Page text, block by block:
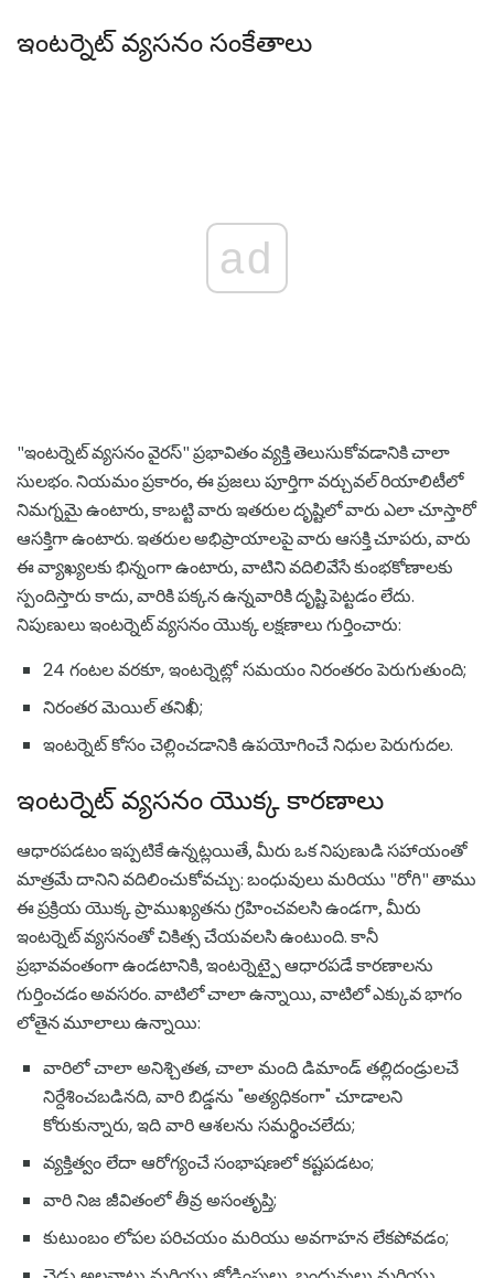
ఇంటర్నెట్ వ్యసనం సంకేతాలు
ad
"ఇంటర్నెట్ వ్యసనం వైరస్" ప్రభావితం వ్యక్తి తెలుసుకోవడానికి చాలా
సులభం. నియమం ప్రకారం, ఈ ప్రజలు పూర్తిగా వర్చువల్ రియాలిటీలో
నిమగ్నమై ఉంటారు, కాబట్టి వారు ఇతరుల దృష్టిలో వారు ఎలా చూస్తారో
ఆసక్తిగా ఉంటారు. ఇతరుల అభిప్రాయాలపై వారు ఆసక్తి చూపరు, వారు
ఈ వ్యాఖ్యలకు భిన్నంగా ఉంటారు, వాటిని వదిలివేసే కుంభకోణాలకు
స్పందిస్తారు కాదు, వారికి పక్కన ఉన్నవారికి దృష్టి పెట్టడం లేదు.
నిపుణులు ఇంటర్నెట్ వ్యసనం యొక్క లక్షణాలు గుర్తించారు:
24 గంటల వరకూ, ఇంటర్నెట్లో సమయం నిరంతరం పెరుగుతుంది;
నిరంతర మెయిల్ తనిఖీ;
ఇంటర్నెట్ కోసం చెల్లించడానికి ఉపయోగించే నిధుల పెరుగుదల.
ఇంటర్నెట్ వ్యసనం యొక్క కారణాలు
ఆధారపడటం ఇప్పటికే ఉన్నట్లయితే, మీరు ఒక నిపుణుడి సహాయంతో
మాత్రమే దానిని వదిలించుకోవచ్చు: బంధువులు మరియు "రోగి" తాము
ఈ ప్రక్రియ యొక్క ప్రాముఖ్యతను గ్రహించవలసి ఉండగా, మీరు
ఇంటర్నెట్ వ్యసనంతో చికిత్స చేయవలసి ఉంటుంది. కానీ
ప్రభావవంతంగా ఉండటానికి, ఇంటర్నెట్పై ఆధారపడే కారణాలను
గుర్తించడం అవసరం. వాటిలో చాలా ఉన్నాయి, వాటిలో ఎక్కువ భాగం
లోతైన మూలాలు ఉన్నాయి:
వారిలో చాలా అనిశ్చితత, చాలా మంది డిమాండ్ తల్లిదండ్రులచే
నిర్దేశించబడినది, వారి బిడ్డను "అత్యధికంగా" చూడాలని
కోరుకున్నారు, ఇది వారి ఆశలను సమర్థించలేదు;
వ్యక్తిత్వం లేదా ఆరోగ్యంచే సంభాషణలో కష్టపడటం;
వారి నిజ జీవితంలో తీవ్ర అసంతృప్తి;
కుటుంబం లోపల పరిచయం మరియు అవగాహన లేకపోవడం;